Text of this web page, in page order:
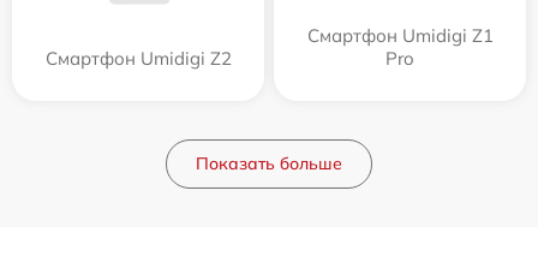
Смартфон Umidigi Z2
Смартфон Umidigi Z1
Pro
Показать больше